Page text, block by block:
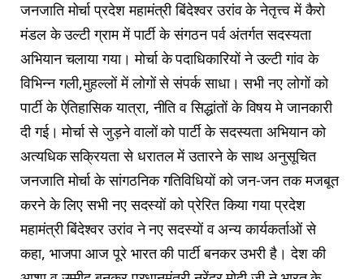
जनजाति मोर्चा प्रदेश महामंत्री बिंदेश्वर उरांव के नेतृत्त्व में कैरो
मंडल के उल्टी ग्राम में पार्टी के संगठन पर्व अंतर्गत सदस्यता
अभियान चलाया गया। मोर्चा के पदाधिकारियों ने उल्टी गांव के
विभिन्न गली,मुहल्लों में लोगों से संपर्क साधा। सभी नए लोगों को
पार्टी के ऐतिहासिक यात्रा, नीति व सिद्धांतों के विषय मे जानकारी
दी गई। मोर्चा से जुड़ने वालों को पार्टी के सदस्यता अभियान को
अत्यधिक सक्रियता से धरातल में उतारने के साथ अनुसूचित
जनजाति मोर्चा के सांगठनिक गतिविधियों को जन-जन तक मजबूत
करने के लिए सभी नए सदस्यों को प्रेरित किया गया प्रदेश
महामंत्री बिंदेश्वर उरांव ने नए सदस्यों व अन्य कार्यकर्ताओं से
कहा, भाजपा आज पूरे भारत की पार्टी बनकर उभरी है। देश की